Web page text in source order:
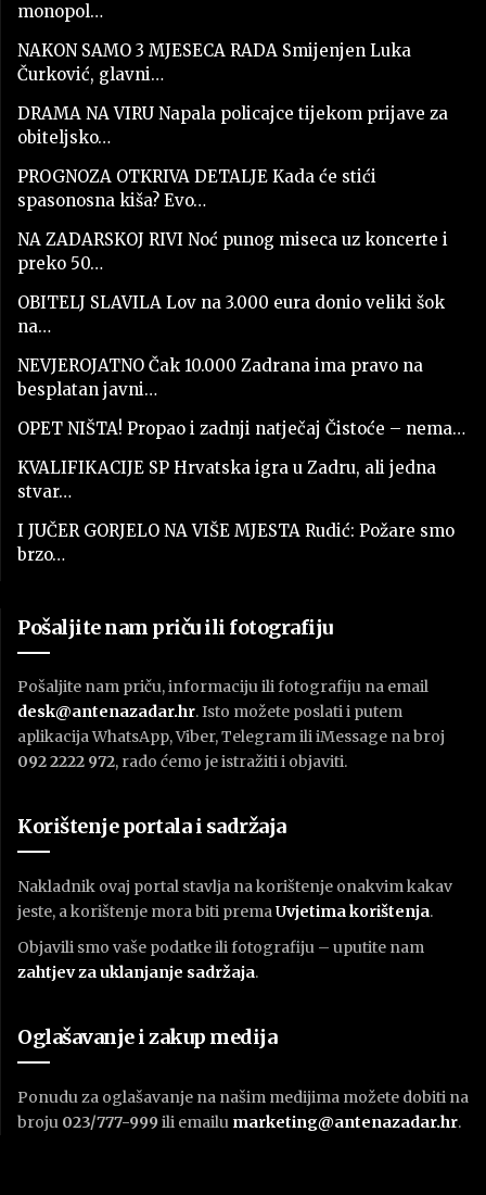
monopol…
NAKON SAMO 3 MJESECA RADA Smijenjen Luka
Čurković, glavni…
DRAMA NA VIRU Napala policajce tijekom prijave za
obiteljsko…
PROGNOZA OTKRIVA DETALJE Kada će stići
spasonosna kiša? Evo…
NA ZADARSKOJ RIVI Noć punog miseca uz koncerte i
preko 50…
OBITELJ SLAVILA Lov na 3.000 eura donio veliki šok
na…
NEVJEROJATNO Čak 10.000 Zadrana ima pravo na
besplatan javni…
OPET NIŠTA! Propao i zadnji natječaj Čistoće – nema…
KVALIFIKACIJE SP Hrvatska igra u Zadru, ali jedna
stvar…
I JUČER GORJELO NA VIŠE MJESTA Rudić: Požare smo
brzo…
Pošaljite nam priču ili fotografiju
Pošaljite nam priču, informaciju ili fotografiju na email
desk@antenazadar.hr. Isto možete poslati i putem
aplikacija WhatsApp, Viber, Telegram ili iMessage na broj
092 2222 972, rado ćemo je istražiti i objaviti.
Korištenje portala i sadržaja
Nakladnik ovaj portal stavlja na korištenje onakvim kakav
jeste, a korištenje mora biti premaUvjetima korištenja.
Objavili smo vaše podatke ili fotografiju – uputite nam
zahtjev za uklanjanje sadržaja.
Oglašavanje i zakup medija
Ponudu za oglašavanje na našim medijima možete dobiti na
broju 023/777-999 ili emailu marketing@antenazadar.hr.